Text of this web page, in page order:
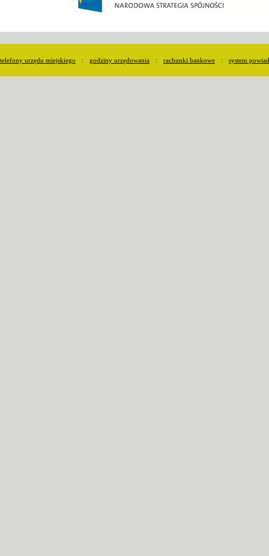
telefony urzędu miejskiego : godziny urzędowania : rachunki bankowe : system